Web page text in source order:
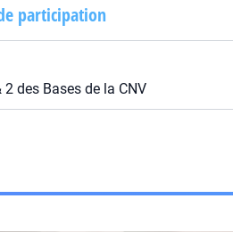
participation
des Bases de la CNV